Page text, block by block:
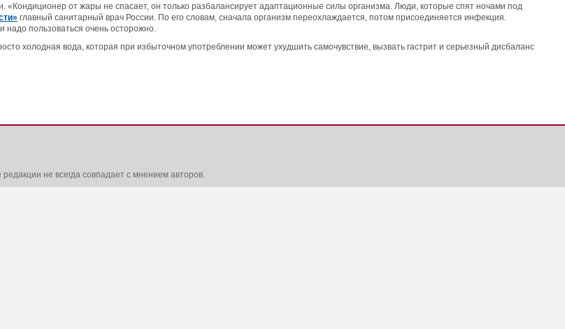
от жары не спасает, он только разбалансирует адаптационные силы организма. Люди, которые спят ночами под
главный санитарный врач России. По его словам, сначала организм переохлаждается, потом присоединяется инфекция.
пользоваться очень осторожно.
холодная вода, которая при избыточном употреблении может ухудшить самочувствие, вызвать гастрит и серьезный дисбаланс
не всегда совпадает с мнением авторов.